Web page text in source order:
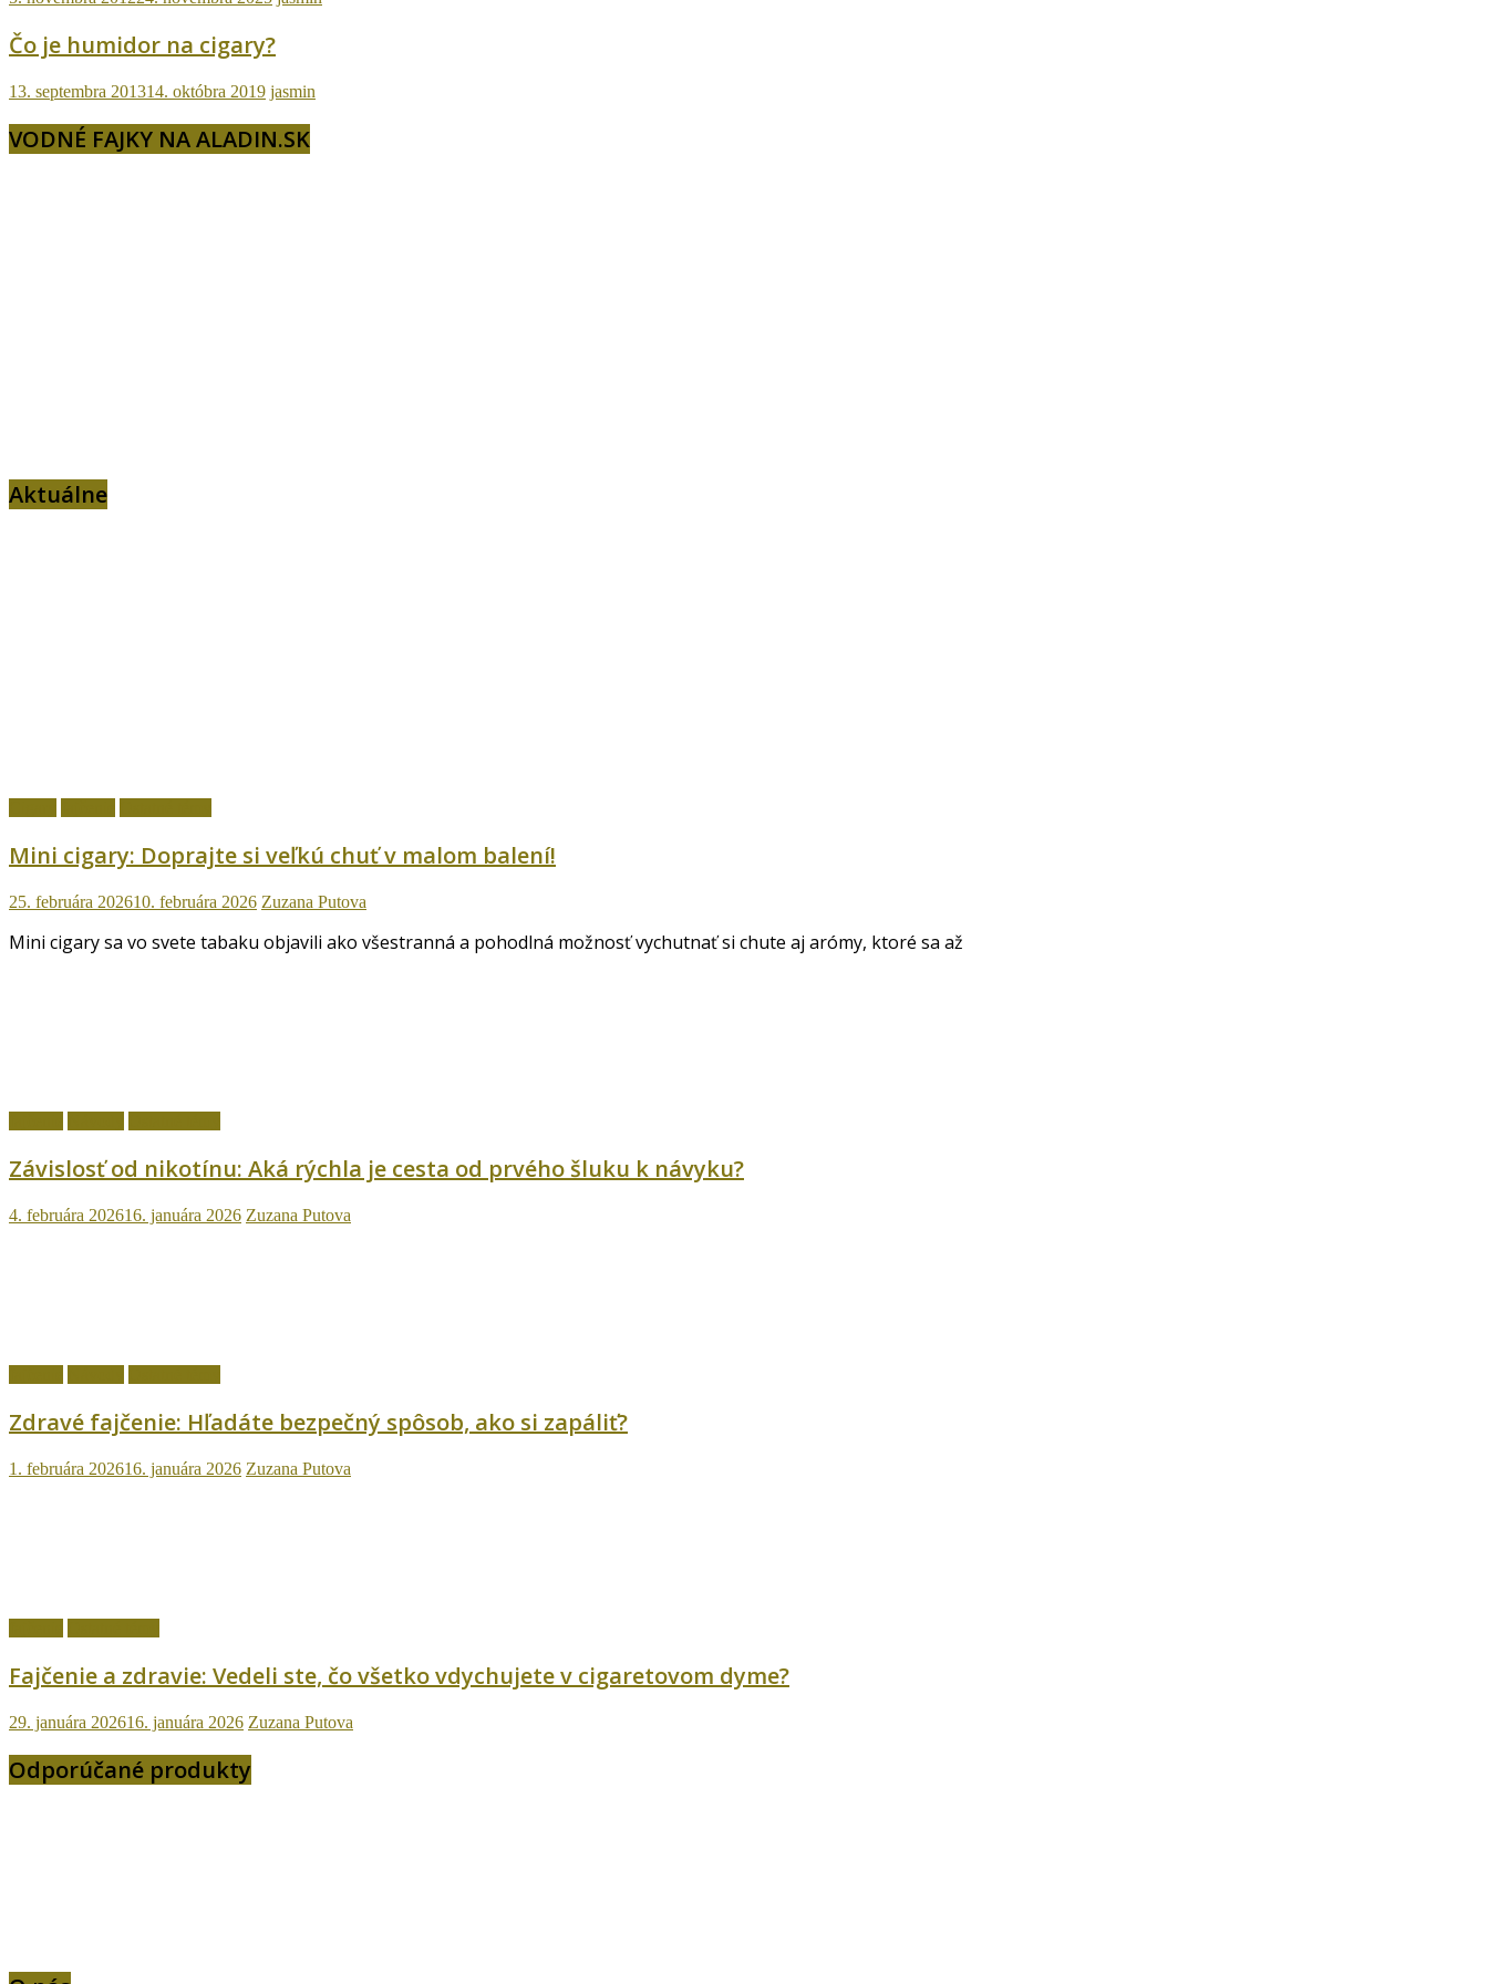
Čo je humidor na cigary?
13. septembra 201314. októbra 2019 jasmin
VODNÉ FAJKY NA ALADIN.SK
Aktuálne
Mini cigary: Doprajte si veľkú chuť v malom balení!
25. februára 202610. februára 2026 Zuzana Putova
Mini cigary sa vo svete tabaku objavili ako všestranná a pohodlná možnosť vychutnať si chute aj arómy, ktoré sa až
Závislosť od nikotínu: Aká rýchla je cesta od prvého šluku k návyku?
4. februára 202616. januára 2026 Zuzana Putova
Zdravé fajčenie: Hľadáte bezpečný spôsob, ako si zapáliť?
1. februára 202616. januára 2026 Zuzana Putova
Fajčenie a zdravie: Vedeli ste, čo všetko vdychujete v cigaretovom dyme?
29. januára 202616. januára 2026 Zuzana Putova
Odporúčané produkty